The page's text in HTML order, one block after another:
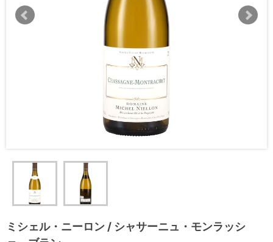
ミシェル・ニーロン / シャサーニュ・モンラッシ